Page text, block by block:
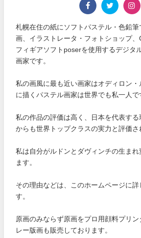
札幌在住の紙にソフトパステル・色鉛
画、イラストレータ・フォトショップ
フィギアソフトposerを使用するデジタ
画家です。
私の画風に最も近い画家はオディロン・
に描くパステル画家は世界でも私一人で
私の作品の評価は高く、日本を代表する
からも世界トップクラスの実力と評価さ
私は自分がルドンとダヴィンチの生ま
ます。
その理由などは、このホームページに詳
す。
原画のみならず原画をプロ用顔料プリ
レー版画も販売しております。